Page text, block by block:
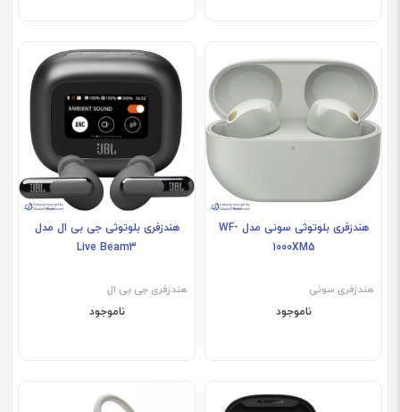
فروش ویژه
هندزفری بلوتوثی سونی مدل WF-
1000XM5
هندزفری سونی
ناموجود
هندزفری بلوتوثی جی بی ال مدل
Live Beam3
هندزفری جی بی ال
ناموجود